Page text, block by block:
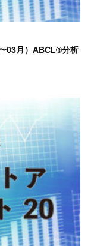
03月）ABCL®分析